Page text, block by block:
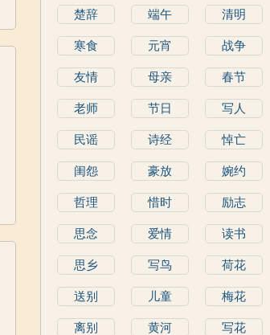
楚辞 端午 清明
寒食 元宵 战争
友情 母亲 春节
老师 节日 写人
民谣 诗经 悼亡
闺怨 豪放 婉约
哲理 惜时 励志
思念 爱情 读书
思乡 写鸟 荷花
送别 儿童 梅花
离别 黄河 写花